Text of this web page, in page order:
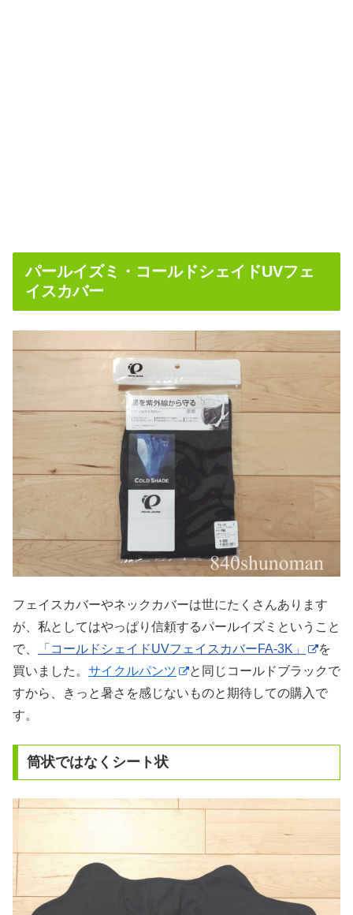
パールイズミ・コールドシェイドUVフェ
イスカバー
フェイスカバーやネックカバーは世にたくさんあります
が、私としてはやっぱり信頼するパールイズミということ
で、
「コールドシェイドUVフェイスカバーFA-3K」
を
買いました。 サイクルパンツ
と同じコールドブラックで
すから、きっと暑さを感じないものと期待しての購入で
す。
筒状ではなくシート状